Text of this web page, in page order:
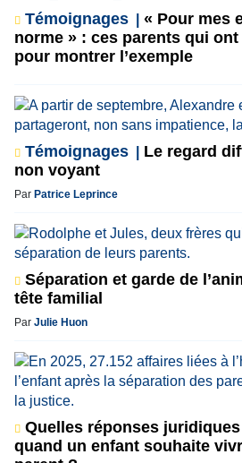
Témoignages
« Pour mes
norme » : ces parents qui
pour montrer l’exemple
Témoignages
Le regard
non voyant
Par Patrice Leprince
Séparation et garde de
tête familial
Par Julie Huon
Quelles réponses
quand un enfant souhaite